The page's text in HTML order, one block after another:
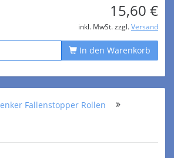
15,60 €
inkl. MwSt. zzgl. Versand
In den Warenkorb
Fallenstopper Rollen